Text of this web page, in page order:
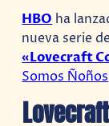
HBO ha
nueva serie
«Lovecraft
Somos Ñoños